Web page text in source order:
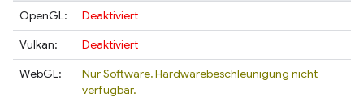
OpenGL:
Deaktiviert
Vulkan:
Deaktiviert
WebGL:
Nur Software, Hardwarebeschleunigung nicht
verfügbar.